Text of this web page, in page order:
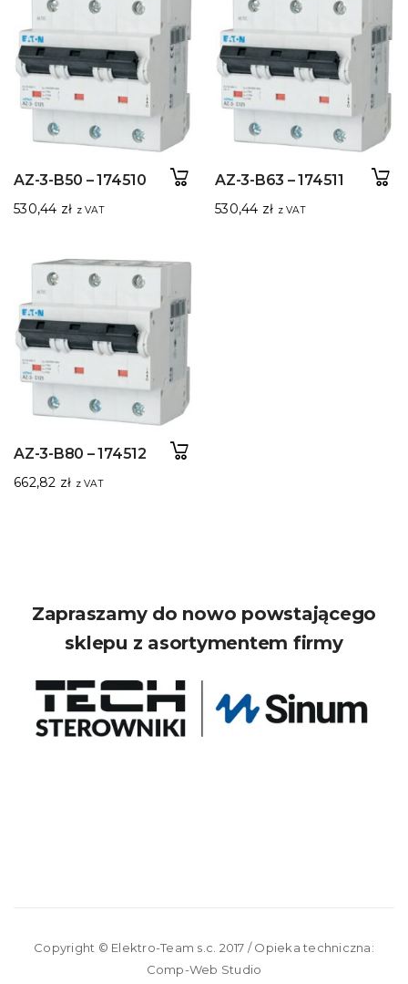
AZ-3-B50 – 174510
530,44 zł z VAT
AZ-3-B63 – 174511
530,44 zł z VAT
AZ-3-B80 – 174512
662,82 zł z VAT
Zapraszamy do nowo powstającego
sklepu z asortymentem firmy
Copyright © Elektro-Team s.c. 2017 / Opieka techniczna:
Comp-Web Studio